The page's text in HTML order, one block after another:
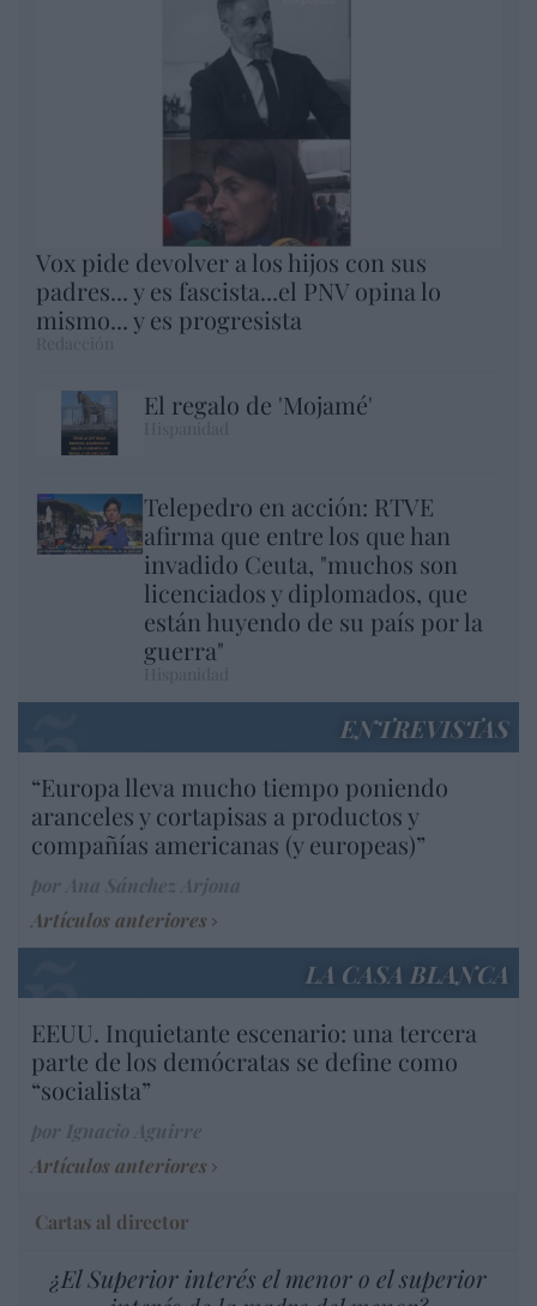
Vox pide devolver a los hijos con sus
padres... y es fascista...el PNV opina lo
mismo... y es progresista
El regalo de 'Mojamé'
Telepedro en acción: RTVE
afirma que entre los que han
invadido Ceuta, "muchos son
licenciados y diplomados, que
están huyendo de su país por la
guerra"
ENTREVISTAS
“Europa lleva mucho tiempo poniendo
aranceles y cortapisas a productos y
compañías americanas (y europeas)”
Artículos anteriores
LA CASA BLANCA
EEUU. Inquietante escenario: una tercera
parte de los demócratas se define como
“socialista”
Artículos anteriores
Cartas al director
¿El Superior interés el menor o el superior